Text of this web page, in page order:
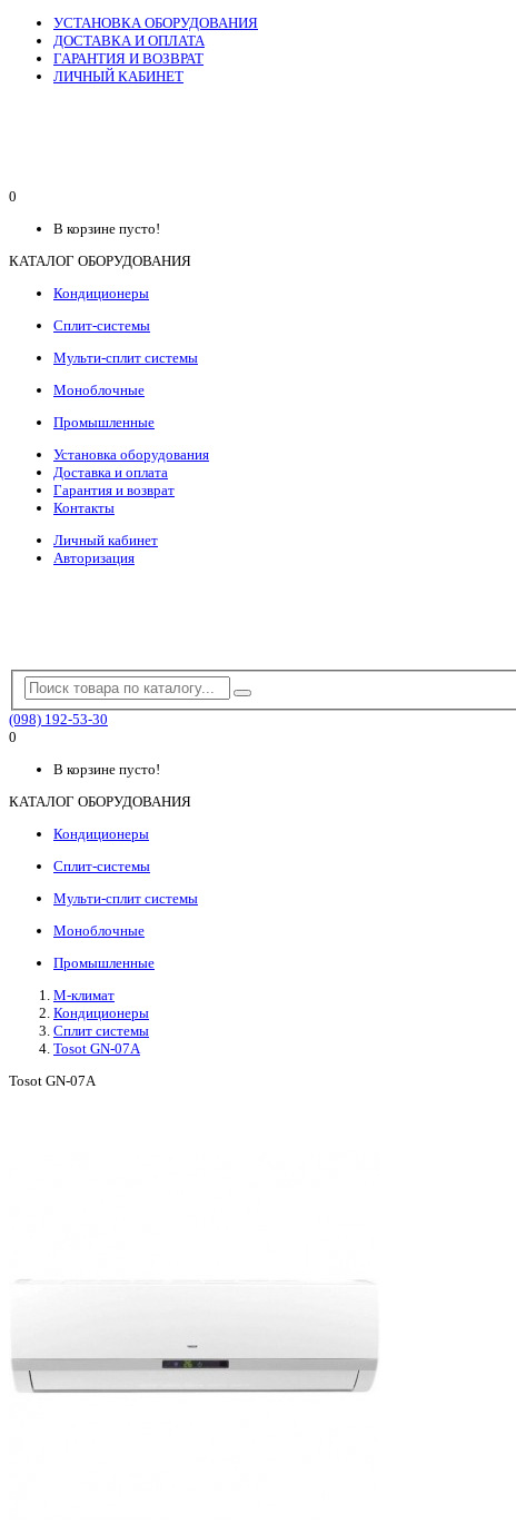
УСТАНОВКА ОБОРУДОВАНИЯ
ДОСТАВКА И ОПЛАТА
ГАРАНТИЯ И ВОЗВРАТ
ЛИЧНЫЙ КАБИНЕТ
0
В корзине пусто!
КАТАЛОГ ОБОРУДОВАНИЯ
Кондиционеры
Сплит-системы
Мульти-сплит системы
Моноблочные
Промышленные
Установка оборудования
Доставка и оплата
Гарантия и возврат
Контакты
Личный кабинет
Авторизация
(098) 192-53-30
0
В корзине пусто!
КАТАЛОГ ОБОРУДОВАНИЯ
Кондиционеры
Сплит-системы
Мульти-сплит системы
Моноблочные
Промышленные
М-климат
Кондиционеры
Сплит системы
Tosot GN-07A
Tosot GN-07A